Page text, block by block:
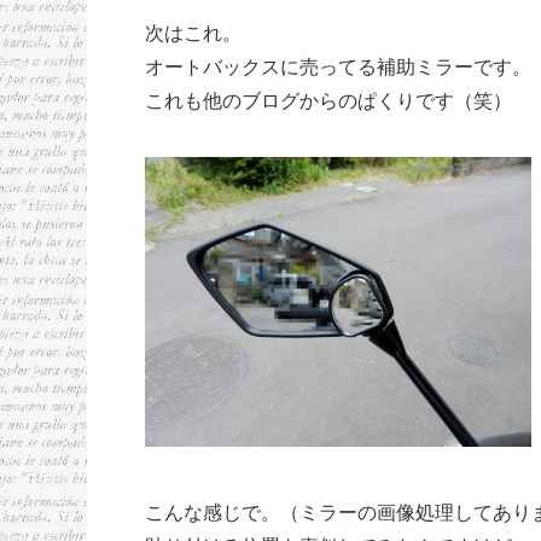
次はこれ。
オートバックスに売ってる補助ミラーです。
これも他のブログからのぱくりです（笑）
こんな感じで。（ミラーの画像処理してあり